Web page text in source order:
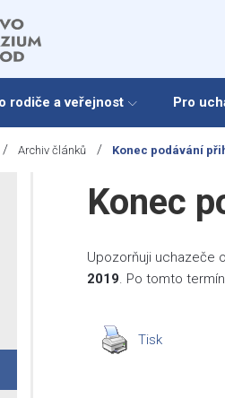
rodiče a veřejnost Pro
/ Archiv článků / Konec podávání
Konec
Upozorňuji uchazeče
2019 . Po tomto
Tisk